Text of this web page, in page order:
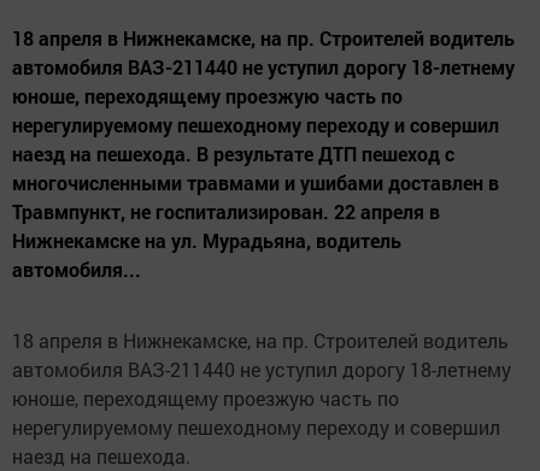
18 апреля в Нижнекамске, на пр. Строителей водитель
автомобиля ВАЗ-211440 не уступил дорогу 18-летнему
юноше, переходящему проезжую часть по
нерегулируемому пешеходному переходу и совершил
наезд на пешехода. В результате ДТП пешеход с
многочисленными травмами и ушибами доставлен в
Травмпункт, не госпитализирован. 22 апреля в
Нижнекамске на ул. Мурадьяна, водитель
автомобиля...
18 апреля в Нижнекамске, на пр. Строителей водитель
автомобиля ВАЗ-211440 не уступил дорогу 18-летнему
юноше, переходящему проезжую часть по
нерегулируемому пешеходному переходу и совершил
наезд на пешехода.